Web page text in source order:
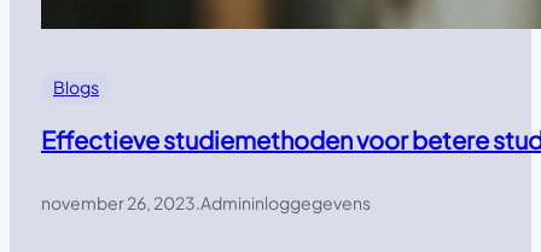
Blogs
Effectieve studiemethoden voor betere
november 26, 2023.Admininloggegevens